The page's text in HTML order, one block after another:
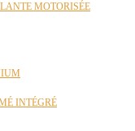
MOTORISÉE
INTÉGRÉ